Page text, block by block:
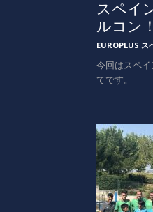
スペイ
ルコン！
EUROPLUS ス
今回はスペ
てです。